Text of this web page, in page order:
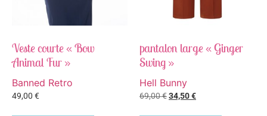
Veste courte « Bow
Animal Fur »
Banned Retro
49,00 €
pantalon large « Ginger
Swing »
Hell Bunny
69,00€34,50€